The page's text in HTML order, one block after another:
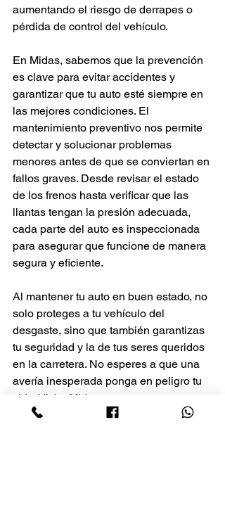
aumentando el riesgo de derrapes o
pérdida de control del vehículo.
En Midas, sabemos que la prevención
es clave para evitar accidentes y
garantizar que tu auto esté siempre en
las mejores condiciones. El
mantenimiento preventivo nos permite
detectar y solucionar problemas
menores antes de que se conviertan en
fallos graves. Desde revisar el estado
de los frenos hasta verificar que las
llantas tengan la presión adecuada,
cada parte del auto es inspeccionada
para asegurar que funcione de manera
segura y eficiente.
Al mantener tu auto en buen estado, no
solo proteges a tu vehículo del
desgaste, sino que también garantizas
tu seguridad y la de tus seres queridos
en la carretera. No esperes a que una
avería inesperada ponga en peligro tu
vida. Visita Midas y asegura que tu auto
esté siempre en óptimas condiciones